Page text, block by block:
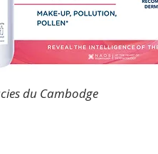
du Cambodge